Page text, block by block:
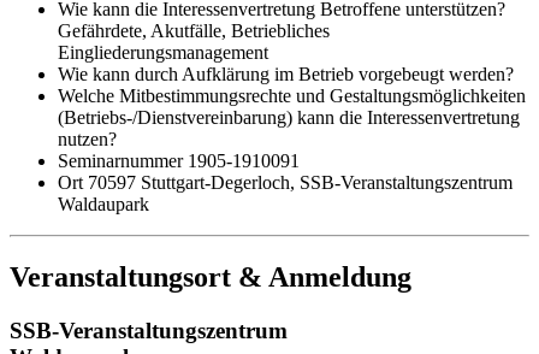
Wie kann die Interessenvertretung Betroffene unterstützen?
Gefährdete, Akutfälle, Betriebliches
Eingliederungsmanagement
Wie kann durch Aufklärung im Betrieb vorgebeugt werden?
Welche Mitbestimmungsrechte und Gestaltungsmöglichkeiten
(Betriebs-/Dienstvereinbarung) kann die Interessenvertretung
nutzen?
Seminarnummer 1905-1910091
Ort 70597 Stuttgart-Degerloch, SSB-Veranstaltungszentrum
Waldaupark
Veranstaltungsort & Anmeldung
SSB-Veranstaltungszentrum